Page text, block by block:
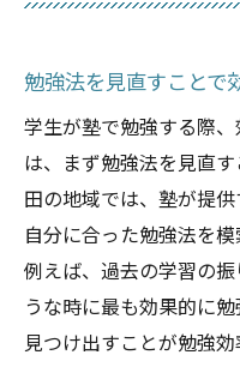
る
優先順位の付
時間割の効果
集中力を高め
休憩時間の取
持続的な学習
アクティブ・ラー
効果
勉強法を見直すことで
学生が塾で勉強する際
は、まず勉強法を見直
田の地域では、塾が提
自分に合った勉強法を
例えば、過去の学習の
うな時に最も効果的に
見つけ出すことが勉強